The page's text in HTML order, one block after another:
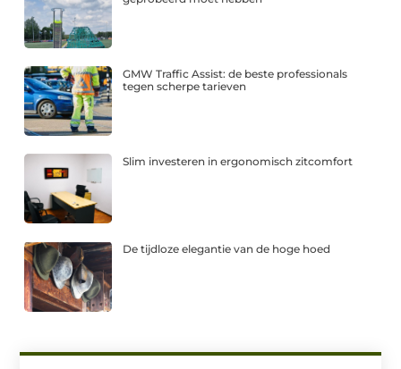
GMW Traffic Assist: de beste professionals
tegen scherpe tarieven
Slim investeren in ergonomisch zitcomfort
De tijdloze elegantie van de hoge hoed